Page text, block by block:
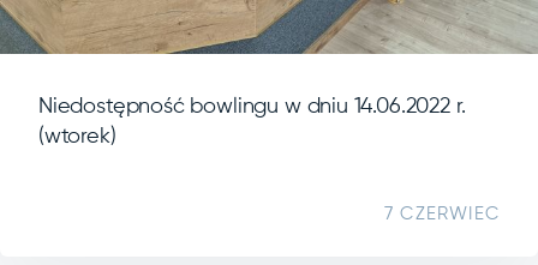
Niedostępność bowlingu w dniu 14.06.2022 r.
(wtorek)
7 CZERWIEC